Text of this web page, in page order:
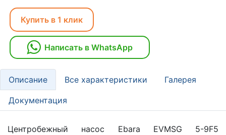
Купить в 1 клик
Написать в WhatsApp
Описание Все характеристики Галерея
Документация
Центробежный насос Ebara EVMSG 5-9F5